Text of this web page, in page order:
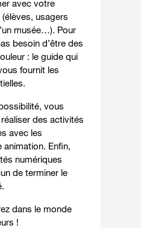
avec votre
usagers
musée…). Pour
besoin d’être des
: le guide qui
fournit les
vous
des activités
avec les
Enfin,
numériques
de terminer le
dans le monde
!